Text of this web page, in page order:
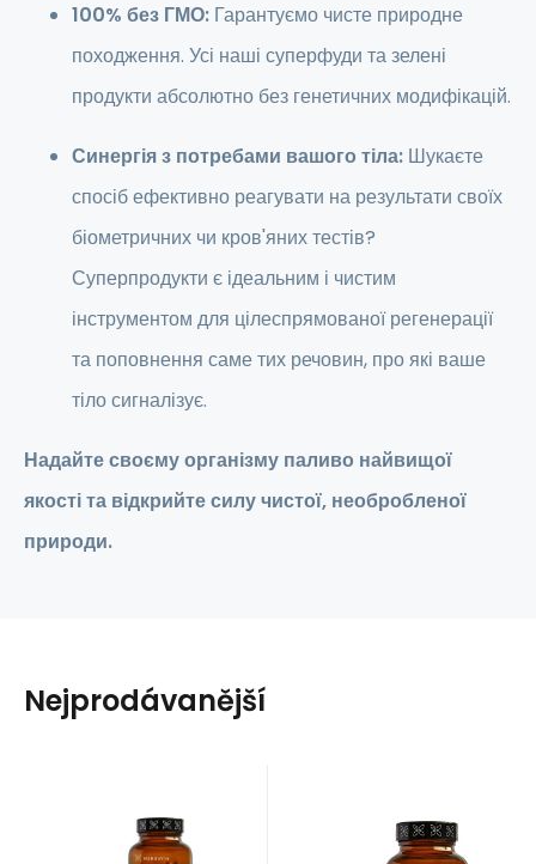
100% без ГМО: Гарантуємо чисте природне
походження. Усі наші суперфуди та зелені
продукти абсолютно без генетичних модифікацій.
Синергія з потребами вашого тіла: Шукаєте
спосіб ефективно реагувати на результати своїх
біометричних чи кров'яних тестів?
Суперпродукти є ідеальним і чистим
інструментом для цілеспрямованої регенерації
та поповнення саме тих речовин, про які ваше
тіло сигналізує.
Надайте своєму організму паливо найвищої
якості та відкрийте силу чистої, необробленої
природи.
Nejprodávanější
Psyllium
Код:HV113
792649240670
11.04EUR
Протягом 7 днів
Imunita,
Brusinka obecná
Код:HV074
792649240069
11.04EUR
Протягом 7 днів
Superpotravina,